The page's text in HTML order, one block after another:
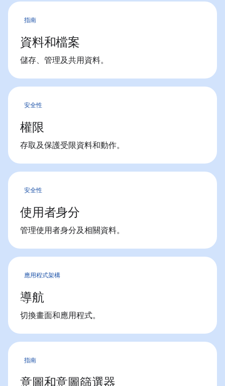
指南
資料和檔案
儲存、管理及共用資料。
安全性
權限
存取及保護受限資料和動作。
安全性
使用者身分
管理使用者身分及相關資料。
應用程式架構
導航
切換畫面和應用程式。
指南
意圖和意圖篩選器